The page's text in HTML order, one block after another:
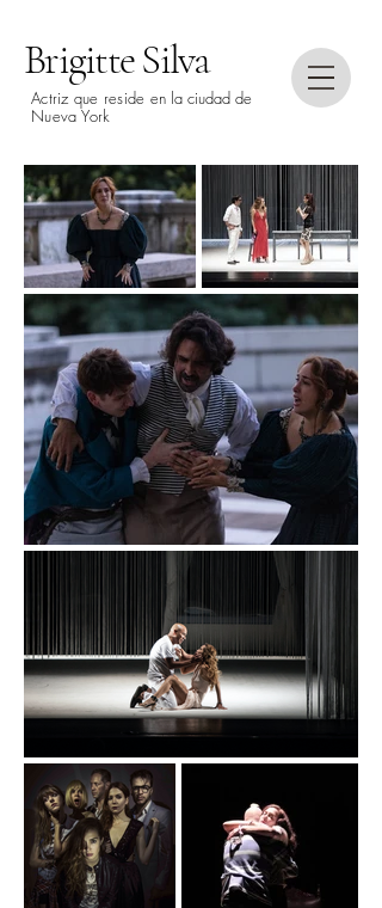
Brigitte Silva
Actriz que reside en la ciudad de
Nueva York